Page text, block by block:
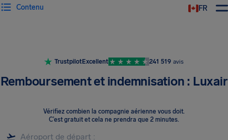
FR
Contenu
TrustpilotExcellent 241 519 avis
Remboursement et indemnisation : Luxair
Vérifiez combien la compagnie aérienne vous doit.
C’est gratuit et cela ne prendra que 2 minutes.